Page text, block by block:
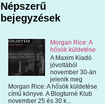
Népszerű
bejegyzések
Morgan Rice: A
hősök küldetése
A Maxim Kiadó
jóvoltából
november 30-án
jelenik meg
Morgan Rice: A hősök küldetése
című könyve. A Blogturné Klub
november 25 és 30 k...